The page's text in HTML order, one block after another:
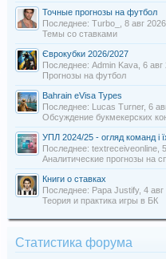
Точные прогнозы на футбол
Последнее: Turbo_, 8 авг
Темы со ставками
Єврокубки 2026/2027
Последнее: Admin Kava, 6 авг
Прогнозы на футбол
Bahrain eVisa Types
Последнее: Lucas Turner, 6 авг
Последнее: textreceiveonline, 5
Книги о ставках
Последнее: Papa Justify, 4 авг
Теория и практика игры в БК
Статистика форума